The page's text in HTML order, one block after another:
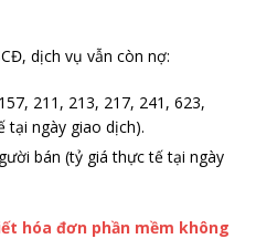
dịch vụ vẫn còn nợ:
211, 213, 217, 241, 623,
tại ngày giao dịch).
bán (tỷ giá thực tế tại ngày
hóa đơn phần mềm không